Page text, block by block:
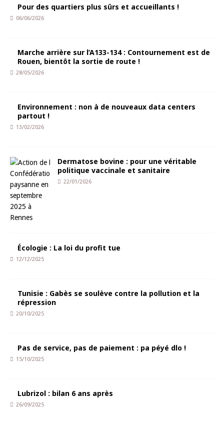
Pour des quartiers plus sûrs et accueillants !
06/06/2026
Marche arrière sur l’A133-134 : Contournement est de
Rouen, bientôt la sortie de route !
28/05/2026
Environnement : non à de nouveaux data centers
partout !
13/02/2026
Dermatose bovine : pour une véritable
politique vaccinale et sanitaire
22/01/2026
Écologie : La loi du profit tue
12/12/2025
Tunisie : Gabès se soulève contre la pollution et la
répression
20/10/2025
Pas de service, pas de paiement : pa péyé dlo !
15/10/2025
Lubrizol : bilan 6 ans après
26/09/2025